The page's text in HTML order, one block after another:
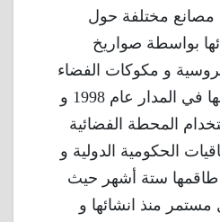
مصانع مختلفة حول
بواسطة صواريخ
و مكوكات الفضاء
الأمريكية و بدأ تجميعها في المدار عام 1998 و
المحطة الفضائية
الحكومية الدولية و
طاقمها ستة أشهر حيث
منذ انشائها و